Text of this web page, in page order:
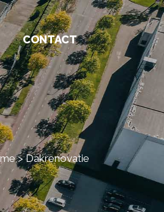
CONTACT
>Dakrenovatie